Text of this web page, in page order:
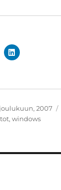
joulukuun, 2007
,windows